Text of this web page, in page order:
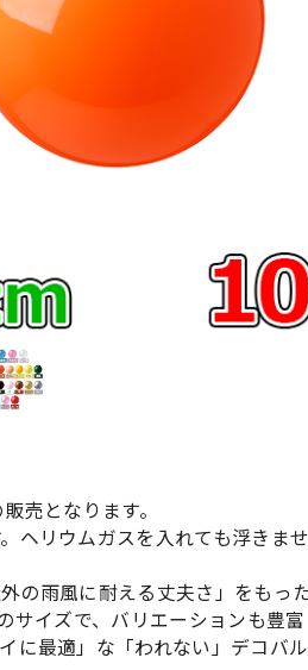
売となります。
ヘリウムガスを入れても浮きませ
の雨風に耐える丈夫さ」をもっ
サイズで、バリエーションも豊
に最適」な「われない」デコバ